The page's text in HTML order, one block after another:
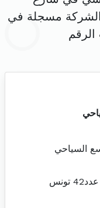
مسجلة في
السياحي